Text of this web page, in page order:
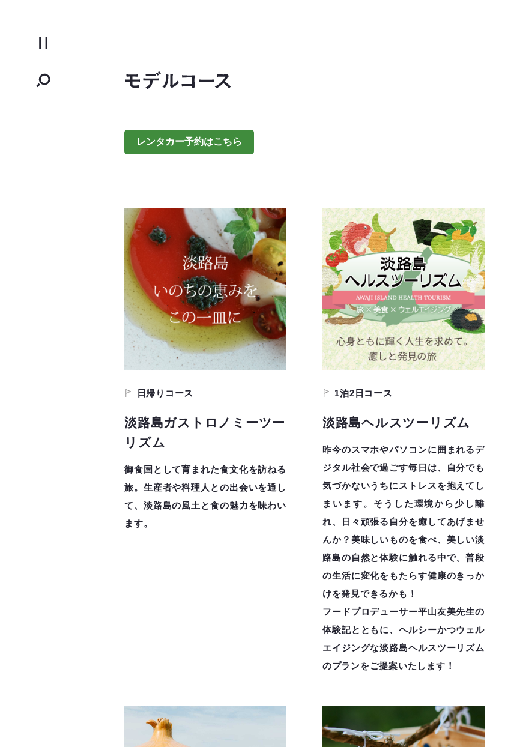
レンタカー予約はこちら
日帰りコース
淡路島ガストロノミーツー
リズム
御食国として育まれた食文化を訪ねる
旅。生産者や料理人との出会いを通し
て、淡路島の風土と食の魅力を味わい
ます。
1泊2日コース
淡路島ヘルスツーリズム
昨今のスマホやパソコンに囲まれるデ
ジタル社会で過ごす毎日は、自分でも
気づかないうちにストレスを抱えてし
まいます。そうした環境から少し離
れ、日々頑張る自分を癒してあげませ
んか？美味しいものを食べ、美しい淡
路島の自然と体験に触れる中で、普段
の生活に変化をもたらす健康のきっか
けを発見できるかも！
フードプロデューサー平山友美先生の
体験記とともに、ヘルシーかつウェル
エイジングな淡路島ヘルスツーリズム
のプランをご提案いたします！